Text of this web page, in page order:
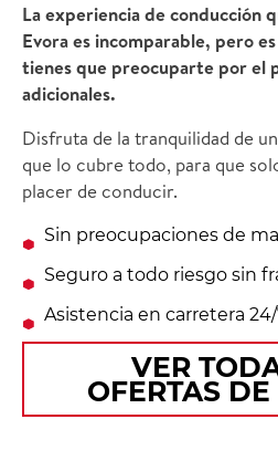
La experiencia de conducción
Evora es incomparable, pero
tienes que preocuparte por el
adicionales.
Disfruta de la tranquilidad de
que lo cubre todo, para que
placer de conducir.
Sin preocupaciones de
Seguro a todo riesgo sin
Asistencia en carretera
VER
OFERTAS